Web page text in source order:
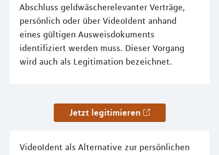
Abschluss geldwäscherelevanter Verträge,
persönlich oder über VideoIdent anhand
eines gültigen Ausweisdokuments
identifiziert werden muss. Dieser Vorgang
wird auch als Legitimation bezeichnet.
Jetzt legitimieren
VideoIdent als Alternative zur persönlichen